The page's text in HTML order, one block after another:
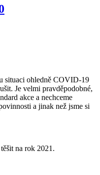
situaci ohledně COVID-19
Je velmi pravděpodobné,
akce a nechceme
a jinak než jsme si
na rok 2021.